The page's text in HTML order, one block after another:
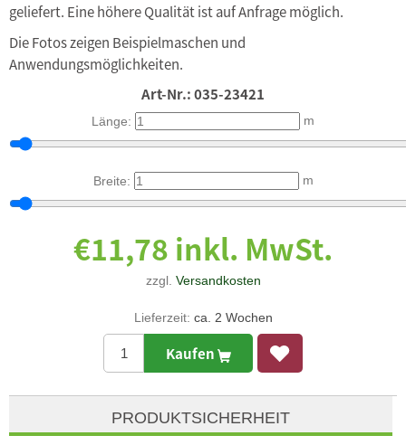
geliefert. Eine höhere Qualität ist auf Anfrage möglich.
Die Fotos zeigen Beispielmaschen und
Anwendungsmöglichkeiten.
Art-Nr.:035-23421
Länge: m
Breite: m
€11,78 inkl. MwSt.
zzgl. Versandkosten
Lieferzeit: ca. 2 Wochen
Kaufen
PRODUKTSICHERHEIT